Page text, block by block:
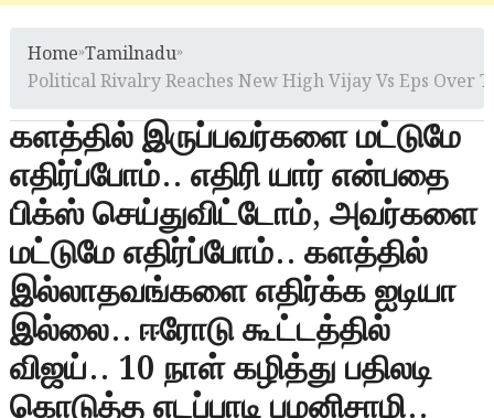
Home»Tamilnadu»
Political Rivalry Reaches New High Vijay Vs Eps Over
களத்தில் இருப்பவர்களை மட்டுமே
எதிர்ப்போம்.. எதிரி யார் என்பதை
பிக்ஸ் செய்துவிட்டோம், அவர்களை
மட்டுமே எதிர்ப்போம்.. களத்தில்
இல்லாதவங்களை எதிர்க்க ஐடியா
இல்லை.. ஈரோடு கூட்டத்தில்
விஜய்.. 10 நாள் கழித்து பதிலடி